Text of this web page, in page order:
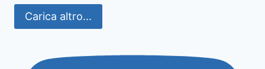
Carica altro...